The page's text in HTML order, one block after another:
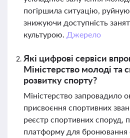
погіршила ситуацію,
знижуючи доступність
культурою. Джерело
Які цифрові сервіси
Міністерство молоді та
розвитку спорту?
Міністерство запровадило
присвоєння спортивних
реєстр спортивних споруд,
платформу для бронювання